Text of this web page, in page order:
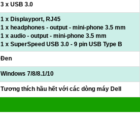
3 x USB 3.0
1 x Displayport, RJ45
1 x headphones - output - mini-phone 3.5 mm
1 x audio - output - mini-phone 3.5 mm
1 x SuperSpeed USB 3.0 - 9 pin USB Type B
Đen
Windows 7/8/8.1/10
Tương thích hầu hết với các dòng máy Dell